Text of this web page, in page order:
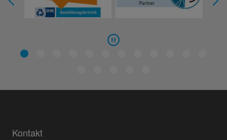
Kontakt